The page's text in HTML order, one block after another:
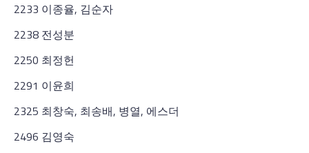
2233 이종율, 김순자
2238 전성분
2250 최정헌
2291 이윤희
2325 최창숙, 최송배, 병열, 에스더
2496 김영숙